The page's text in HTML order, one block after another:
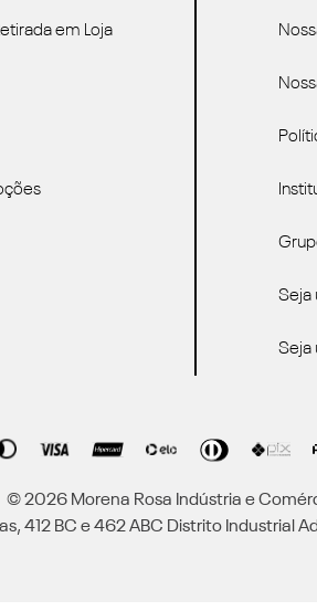
em Loja
Seja
Seja
© 2026 Morena Rosa Indústria e
412 BC e 462 ABC Distrito Industrial